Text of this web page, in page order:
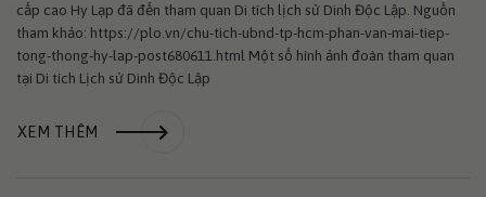
cấp cao Hy Lạp đã đến tham quan Di tích lịch sử Dinh Độc Lập. Nguồn
tham khảo: https://plo.vn/chu-tich-ubnd-tp-hcm-phan-van-mai-tiep-
tong-thong-hy-lap-post680611.html Một số hình ảnh đoàn tham quan
tại Di tích Lịch sử Dinh Độc Lập
XEM THÊM